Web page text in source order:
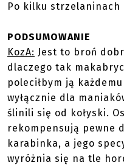
Po kilku strzelaninach
PODSUMOWANIE
KozA: Jest to broń
dlaczego tak
poleciłbym ją
wyłącznie dla
ślinili się od kołyski.
rekompensują pewne
karabinka, a jego
wyróżnia się na tle